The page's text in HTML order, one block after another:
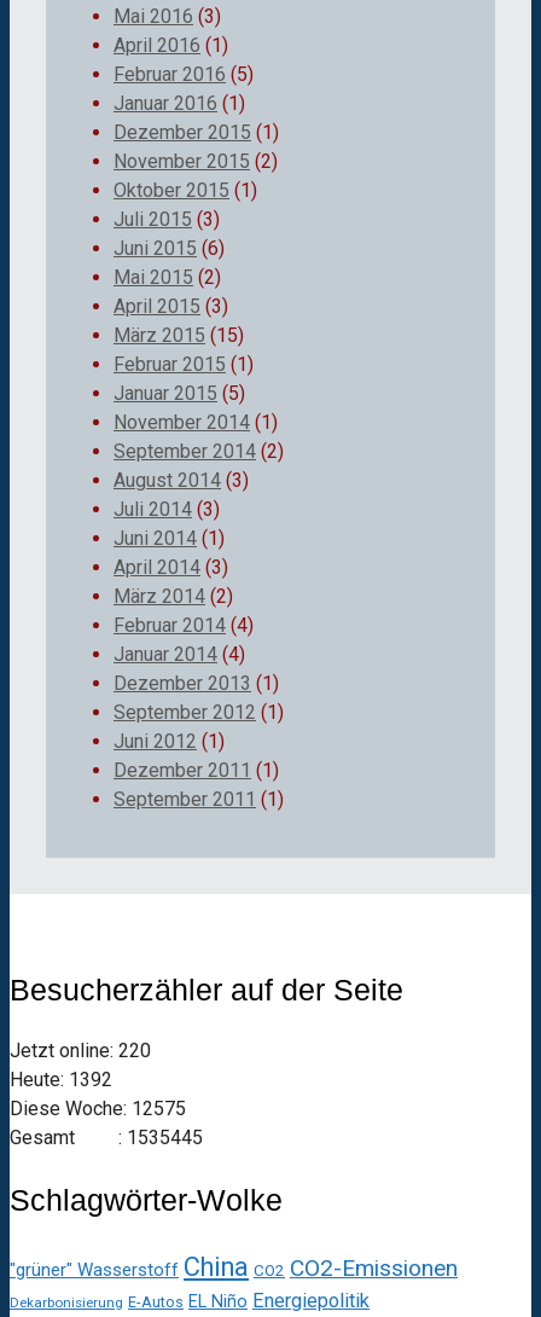
Mai 2016 (3)
April 2016 (1)
Februar 2016 (5)
Januar 2016 (1)
Dezember 2015 (1)
November 2015 (2)
Oktober 2015 (1)
Juli 2015 (3)
Juni 2015 (6)
Mai 2015 (2)
April 2015 (3)
März 2015 (15)
Februar 2015 (1)
Januar 2015 (5)
November 2014 (1)
September 2014 (2)
August 2014 (3)
Juli 2014 (3)
Juni 2014 (1)
April 2014 (3)
März 2014 (2)
Februar 2014 (4)
Januar 2014 (4)
Dezember 2013 (1)
September 2012 (1)
Juni 2012 (1)
Dezember 2011 (1)
September 2011 (1)
Besucherzähler auf der Seite
Jetzt online: 220
Heute: 1392
Diese Woche: 12575
Gesamt : 1535445
Schlagwörter-Wolke
"grüner" Wasserstoff China CO2 CO2-Emissionen
Dekarbonisierung E-Autos EL Niño Energiepolitik